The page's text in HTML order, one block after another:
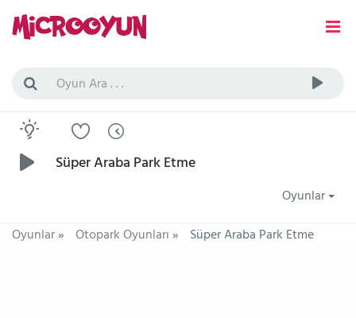
Süper Araba Park Etme
Oyunlar
Oyunlar» Otopark Oyunları» Süper Araba Park Etme